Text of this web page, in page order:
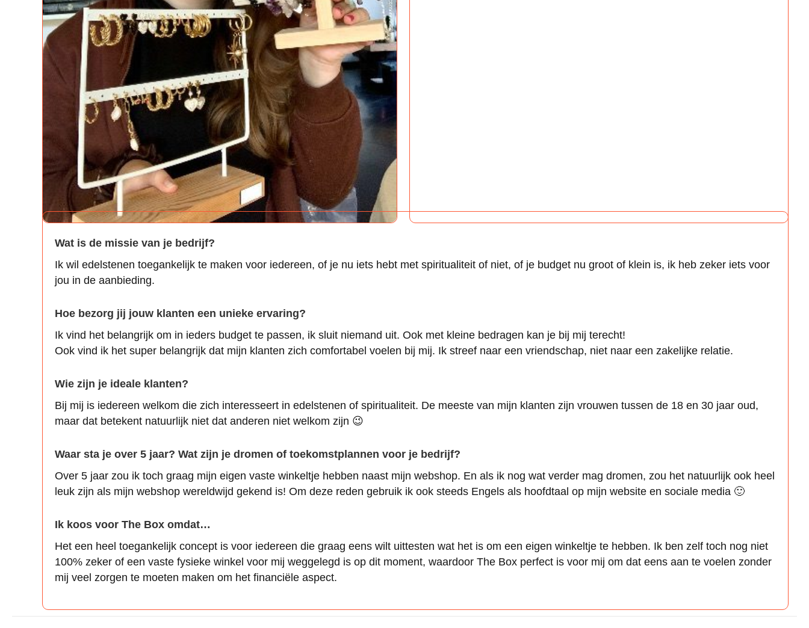
Wat is de missie van je bedrijf?
Ik wil edelstenen toegankelijk te maken voor iedereen, of je nu iets hebt met spiritualiteit of niet, of je budget nu groot of klein is, ik heb zeker iets voor
jou in de aanbieding.
Hoe bezorg jij jouw klanten een unieke ervaring?
Ik vind het belangrijk om in ieders budget te passen, ik sluit niemand uit. Ook met kleine bedragen kan je bij mij terecht!
Ook vind ik het super belangrijk dat mijn klanten zich comfortabel voelen bij mij. Ik streef naar een vriendschap, niet naar een zakelijke relatie.
Wie zijn je ideale klanten?
Bij mij is iedereen welkom die zich interesseert in edelstenen of spiritualiteit. De meeste van mijn klanten zijn vrouwen tussen de 18 en 30 jaar oud,
maar dat betekent natuurlijk niet dat anderen niet welkom zijn 😉
Waar sta je over 5 jaar? Wat zijn je dromen of toekomstplannen voor je bedrijf?
Over 5 jaar zou ik toch graag mijn eigen vaste winkeltje hebben naast mijn webshop. En als ik nog wat verder mag dromen, zou het natuurlijk ook heel
leuk zijn als mijn webshop wereldwijd gekend is! Om deze reden gebruik ik ook steeds Engels als hoofdtaal op mijn website en sociale media 🙂
Ik koos voor The Box omdat…
Het een heel toegankelijk concept is voor iedereen die graag eens wilt uittesten wat het is om een eigen winkeltje te hebben. Ik ben zelf toch nog niet
100% zeker of een vaste fysieke winkel voor mij weggelegd is op dit moment, waardoor The Box perfect is voor mij om dat eens aan te voelen zonder
mij veel zorgen te moeten maken om het financiële aspect.